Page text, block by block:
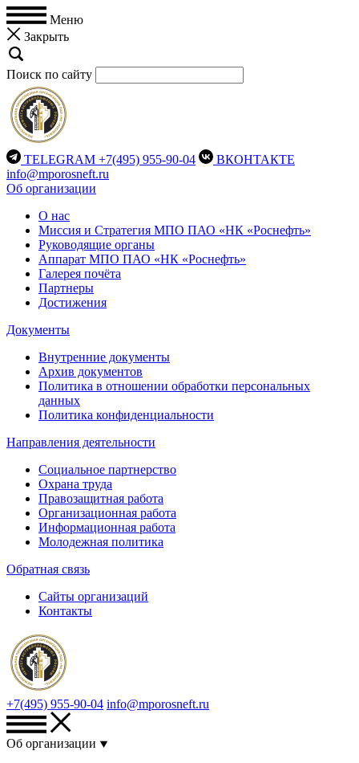
Меню
Закрыть
Поиск по сайту
TELEGRAM +7(495) 955-90-04
ВКОНТАКТЕ
info@mporosneft.ru
Об организации
О нас
Миссия и Стратегия МПО ПАО «НК «Роснефть»
Руководящие органы
Аппарат МПО ПАО «НК «Роснефть»
Галерея почёта
Партнеры
Достижения
Документы
Внутренние документы
Архив документов
Политика в отношении обработки персональных
данных
Политика конфиденциальности
Направления деятельности
Социальное партнерство
Охрана труда
Правозащитная работа
Организационная работа
Информационная работа
Молодежная политика
Обратная связь
Сайты организаций
Контакты
+7(495) 955-90-04 info@mporosneft.ru
Об организации